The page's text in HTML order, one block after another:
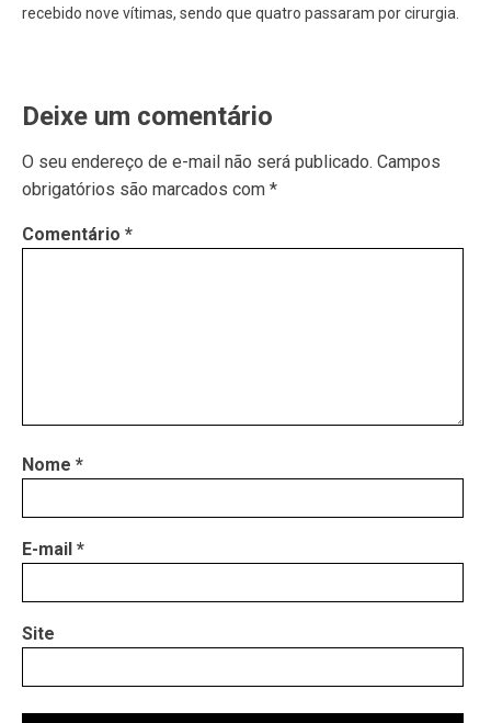
recebido nove vítimas, sendo que quatro passaram por cirurgia.
Deixe um comentário
O seu endereço de e-mail não será publicado. Campos
obrigatórios são marcados com *
Comentário *
Nome *
E-mail *
Site